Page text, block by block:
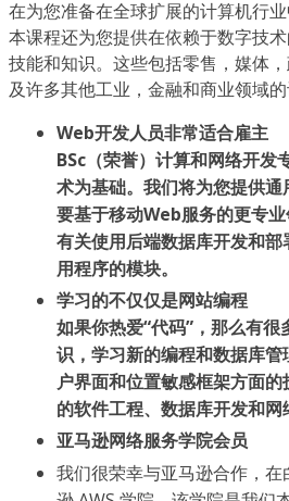
在为您准备在全球扩展的计算机行
本课程还为您提供在依赖于数字技
技能和知识。这些包括零售，媒体
及许多其他工业，金融和商业领域的
Web开发人员非常适合雇主
BSc（荣誉）计算和网络开发
术为基础。我们将为您提供通
要基于移动Web服务的更专
有关使用后端数据库开发和
用程序的模块。
学习的不仅仅是网站编程
如果你热爱“代码”，那么有
识，学习新的编程和数据库
户界面和位置敏感框架方面
的软件工程、数据库开发和网
亚马逊网络服务学院会员
我们很荣幸与亚马逊合作，